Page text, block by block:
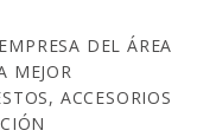
DEL ÁREA
MEJOR
ACCESORIOS